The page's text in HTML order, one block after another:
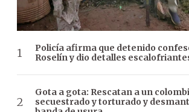
Policía afirma que detenido
Roselín y dio detalles
Gota a gota: Rescatan a un
secuestrado y torturado y